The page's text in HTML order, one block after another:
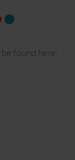
found here: